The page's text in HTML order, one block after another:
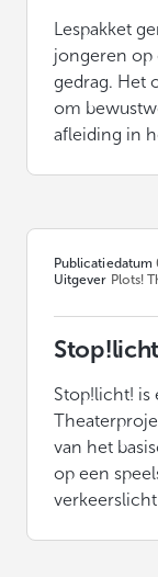
Lespakket
jongeren
gedrag. Het
om
afleiding in
Publicatiedatum
Uitgever Plots!
Stop!licht! is
van het
op een